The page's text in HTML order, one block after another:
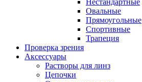
Нестандартные
Овальные
Прямоугольные
Спортивные
Трапеция
Проверка зрения
Аксессуары
Растворы для линз
Цепочки